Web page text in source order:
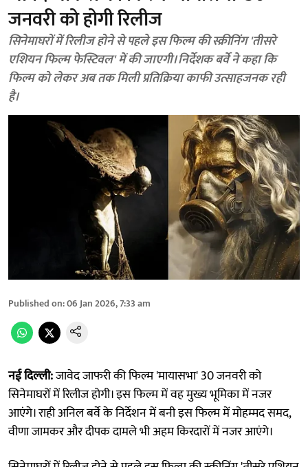
जनवरी को होगी रिलीज
सिनेमाघरों में रिलीज होने से पहले इस फिल्म की स्क्रीनिंग 'तीसरे
एशियन फिल्म फेस्टिवल' में की जाएगी। निर्देशक बर्वे ने कहा कि
फिल्म को लेकर अब तक मिली प्रतिक्रिया काफी उत्साहजनक रही
है।
Published on:06 Jan 2026, 7:33 am
नई दिल्ली:जावेद जाफरी की फिल्म 'मायासभा' 30 जनवरी को
सिनेमाघरों में रिलीज होगी। इस फिल्म में वह मुख्य भूमिका में नजर
आएंगे। राही अनिल बर्वे के निर्देशन में बनी इस फिल्म में मोहम्मद समद,
वीणा जामकर और दीपक दामले भी अहम किरदारों में नजर आएंगे।